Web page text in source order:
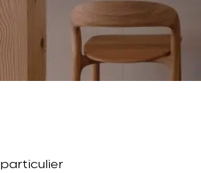
particulier